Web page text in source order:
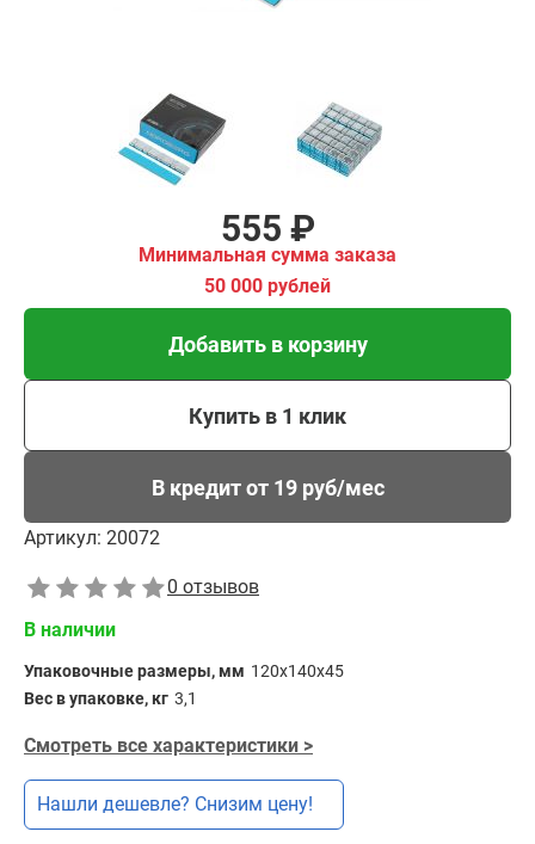
555 ₽
Минимальная сумма заказа
50 000 рублей
Добавить в корзину
Купить в 1 клик
В кредит от 19 руб/мес
Артикул: 20072
0 отзывов
В наличии
Упаковочные размеры, мм 120x140х45
Вес в упаковке, кг 3,1
Смотреть все характеристики >
Нашли дешевле? Снизим цену!
В кредит от 19 руб/мес